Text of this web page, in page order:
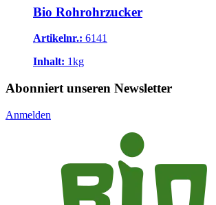
Bio Rohrohrzucker
Artikelnr.: 6141
Inhalt: 1kg
Abonniert unseren Newsletter
Anmelden